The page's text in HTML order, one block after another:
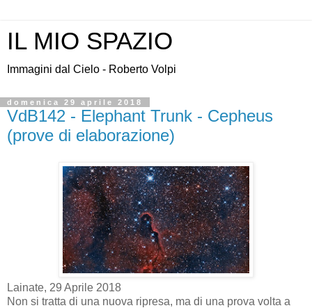
IL MIO SPAZIO
Immagini dal Cielo - Roberto Volpi
domenica 29 aprile 2018
VdB142 - Elephant Trunk - Cepheus
(prove di elaborazione)
Lainate, 29 Aprile 2018
Non si tratta di una nuova ripresa, ma di una prova volta a